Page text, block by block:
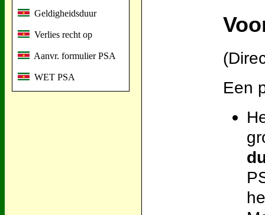
Geldigheidsduur
Verlies recht op
Aanvr. formulier PSA
WET PSA
Een